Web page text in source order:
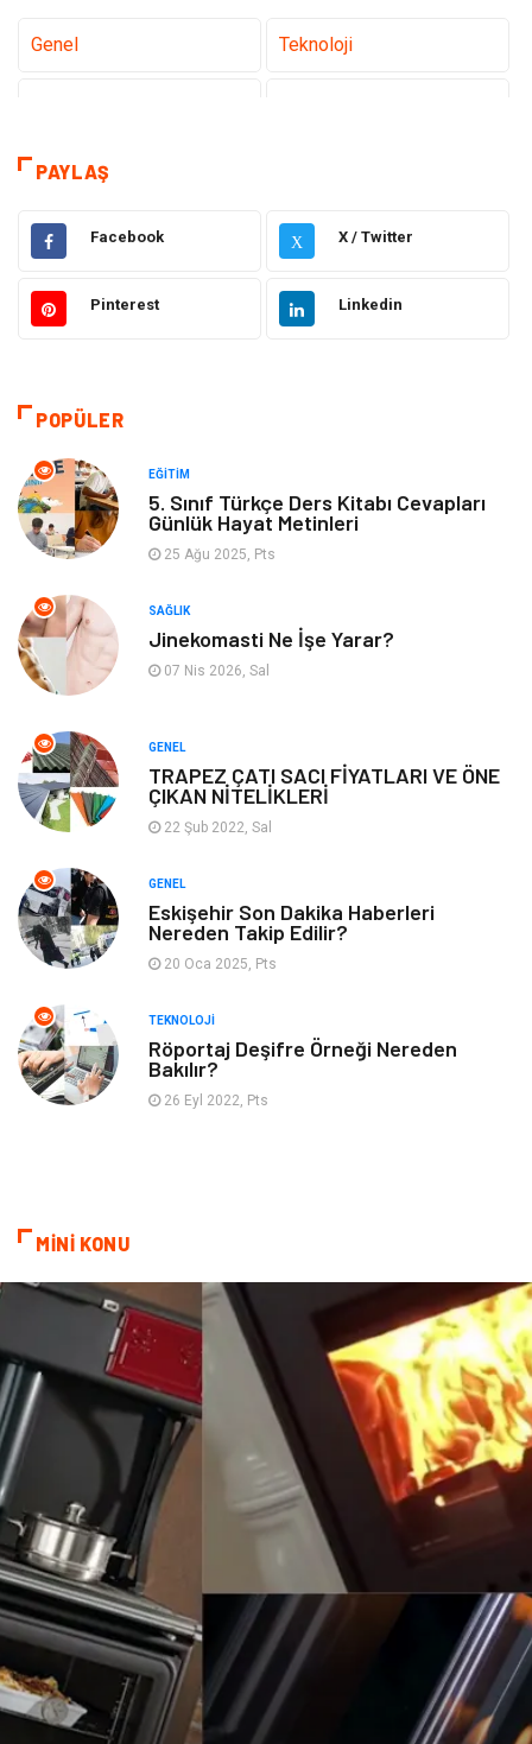
Genel Teknoloji
Dekorasyon
Bakım Güzellik Elektrik Elektronik
Hukuk Tatil
Bilgisayar & Yazılım
Yemek
Emlak Kültür Sanat
Aksesuar
Bebek Giyim Tarih
PAYLAŞ
Facebook X X / Twitter
Pinterest Linkedin
POPÜLER
EĞITIM
5. Sınıf Türkçe Ders Kitabı Cevapları
Günlük Hayat Metinleri
25 Ağu 2025, Pts
SAĞLIK
Jinekomasti Ne İşe Yarar?
07 Nis 2026, Sal
GENEL
TRAPEZ ÇATI SACI FİYATLARI VE ÖNE
ÇIKAN NİTELİKLERİ
22 Şub 2022, Sal
GENEL
Eskişehir Son Dakika Haberleri
Nereden Takip Edilir?
20 Oca 2025, Pts
TEKNOLOJI
Röportaj Deşifre Örneği Nereden
Bakılır?
26 Eyl 2022, Pts
MİNİ KONU